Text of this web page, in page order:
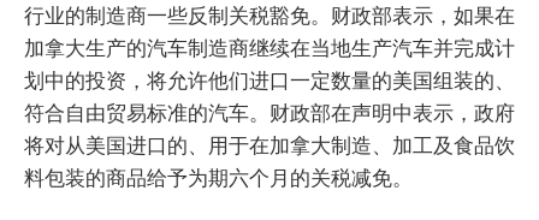
行业的制造商一些反制关税豁免。财政部表示，如果在
加拿大生产的汽车制造商继续在当地生产汽车并完成计
划中的投资，将允许他们进口一定数量的美国组装的、
符合自由贸易标准的汽车。财政部在声明中表示，政府
将对从美国进口的、用于在加拿大制造、加工及食品饮
料包装的商品给予为期六个月的关税减免。